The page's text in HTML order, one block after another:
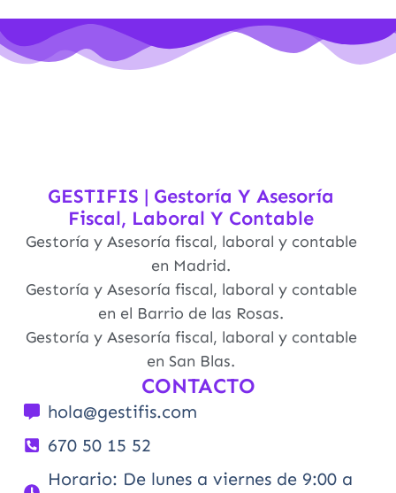
GESTIFIS | Gestoría Y Asesoría
Fiscal, Laboral Y Contable
Gestoría y Asesoría fiscal, laboral y contable
en Madrid.
Gestoría y Asesoría fiscal, laboral y contable
en el Barrio de las Rosas.
Gestoría y Asesoría fiscal, laboral y contable
en San Blas.
CONTACTO
hola@gestifis.com
670 50 15 52
Horario: De lunes a viernes de 9:00 a